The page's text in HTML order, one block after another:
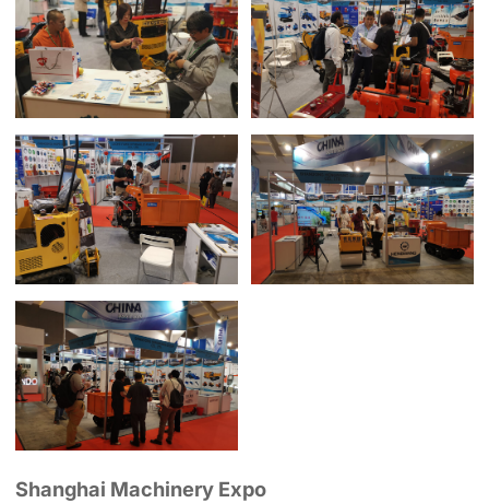
Shanghai Machinery Expo